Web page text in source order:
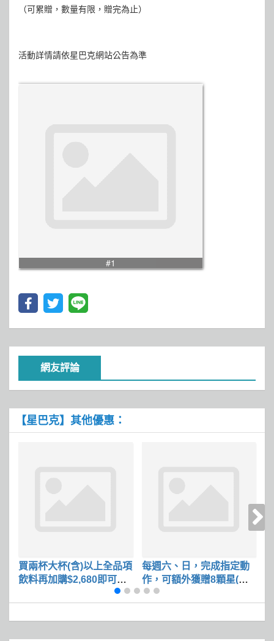
（可累贈，數量有限，贈完為止）
活動詳情請依星巴克網站公告為準
#1
網友評論
【星巴克】其他優惠：
買兩杯大杯(含)以上全品項
飲料再加購$2,680即可獲
每週六、日，完成指定動
作，可額外獲贈8顆星(可
累計)